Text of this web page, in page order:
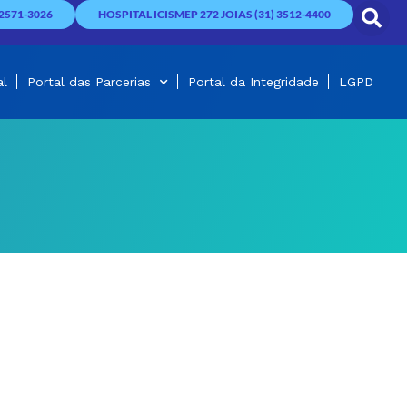
3026 HOSPITAL ICISMEP 272 JOIAS (31) 3512-4400
Portal das Parcerias Portal da Integridade LGPD